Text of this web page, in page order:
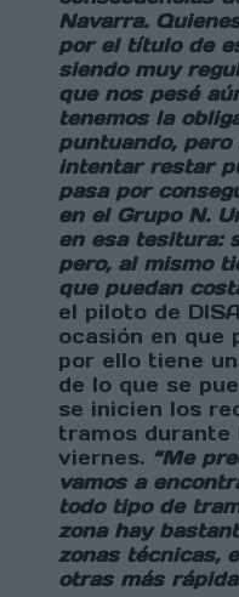
Navarra.
por el título de
siendo muy
que nos pesé
tenemos la
puntuando, pero
intentar restar
pasa por
en el Grupo N.
en esa tesitura:
pero, al mismo
que puedan
el piloto de
ocasión en que
por ello tiene
de lo que se
se inicien los
tramos durante
viernes. “Me
vamos a
todo tipo de
zona hay
zonas técnicas,
otras más